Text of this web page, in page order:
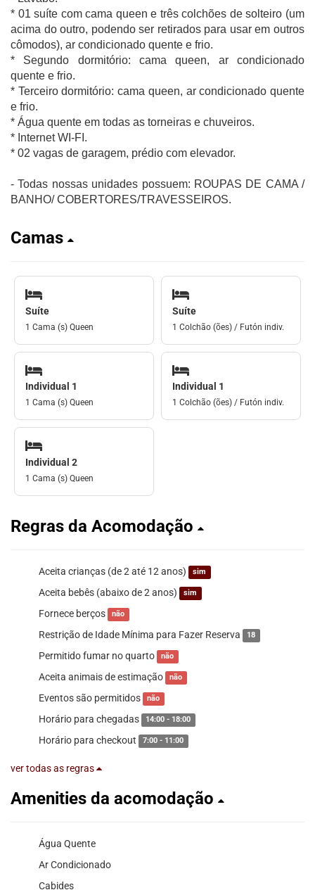
* 01 suíte com cama queen e três colchões de solteiro (um
acima do outro, podendo ser retirados para usar em outros
cômodos), ar condicionado quente e frio.
* Segundo dormitório: cama queen, ar condicionado
quente e frio.
* Terceiro dormitório: cama queen, ar condicionado quente
e frio.
* Água quente em todas as torneiras e chuveiros.
* Internet WI-FI.
* 02 vagas de garagem, prédio com elevador.
- Todas nossas unidades possuem: ROUPAS DE CAMA /
BANHO/ COBERTORES/TRAVESSEIROS.
Camas
Suíte
1 Cama (s) Queen
Suíte
1 Colchão (ões) / Futón indiv.
Individual 1
1 Cama (s) Queen
Individual 1
1 Colchão (ões) / Futón indiv.
Individual 2
1 Cama (s) Queen
Regras da Acomodação
Aceita crianças (de 2 até 12 anos) sim
Aceita bebês (abaixo de 2 anos) sim
Fornece berços não
Restrição de Idade Mínima para Fazer Reserva 18
Permitido fumar no quarto não
Aceita animais de estimação não
Eventos são permitidos não
Horário para chegadas 14:00 - 18:00
Horário para checkout 7:00 - 11:00
ver todas as regras
Amenities da acomodação
Água Quente
Ar Condicionado
Cabides